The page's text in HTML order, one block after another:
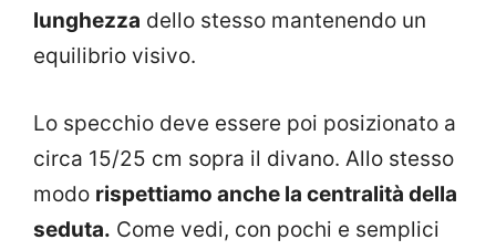
lunghezza dello stesso mantenendo un
equilibrio visivo.
Lo specchio deve essere poi posizionato a
circa 15/25 cm sopra il divano. Allo stesso
modo rispettiamo anche la centralità della
seduta. Come vedi, con pochi e semplici